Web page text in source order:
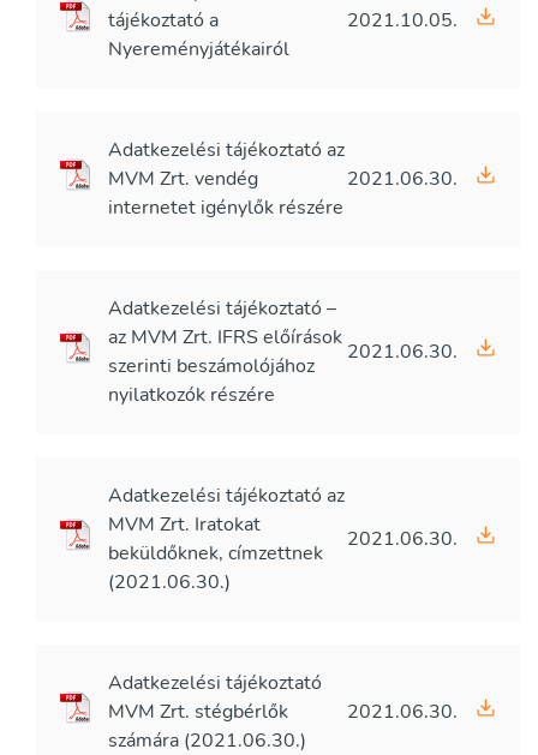
tájékoztató a
Nyereményjátékairól
2021.10.05.
Adatkezelési tájékoztató az
MVM Zrt. vendég
internetet igénylők részére
2021.06.30.
Adatkezelési tájékoztató –
az MVM Zrt. IFRS előírások
szerinti beszámolójához
nyilatkozók részére
2021.06.30.
Adatkezelési tájékoztató az
MVM Zrt. Iratokat
beküldőknek, címzettnek
(2021.06.30.)
2021.06.30.
Adatkezelési tájékoztató
MVM Zrt. stégbérlők
számára (2021.06.30.)
2021.06.30.